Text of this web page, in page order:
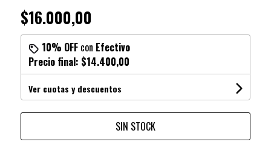
$16.000,00
10% OFFcon Efectivo
Precio final: $14.400,00
Ver cuotas y descuentos
SIN STOCK